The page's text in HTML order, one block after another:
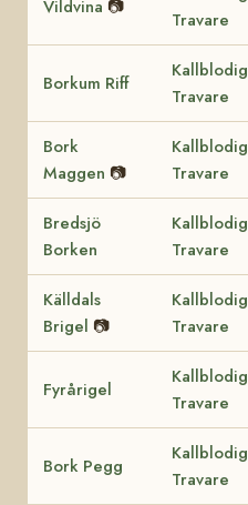
Vildvina 📷
Travare
Borkum Riff
Kallblodig
Travare
Bork
Maggen 📷
Kallblodig
Travare
Bredsjö
Borken
Kallblodig
Travare
Källdals
Brigel 📷
Kallblodig
Travare
Fyrårigel
Kallblodig
Travare
Bork Pegg
Kallblodig
Travare